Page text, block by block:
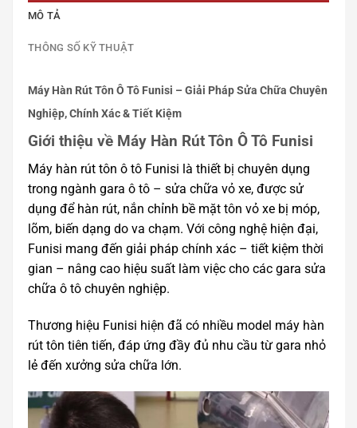
MÔ TẢ
THÔNG SỐ KỸ THUẬT
Máy Hàn Rút Tôn Ô Tô Funisi – Giải Pháp Sửa Chữa Chuyên
Nghiệp, Chính Xác & Tiết Kiệm
Giới thiệu về Máy Hàn Rút Tôn Ô Tô Funisi
Máy hàn rút tôn ô tô Funisi là thiết bị chuyên dụng
trong ngành gara ô tô – sửa chữa vỏ xe, được sử
dụng để hàn rút, nắn chỉnh bề mặt tôn vỏ xe bị móp,
lõm, biến dạng do va chạm. Với công nghệ hiện đại,
Funisi mang đến giải pháp chính xác – tiết kiệm thời
gian – nâng cao hiệu suất làm việc cho các gara sửa
chữa ô tô chuyên nghiệp.
Thương hiệu Funisi hiện đã có nhiều model máy hàn
rút tôn tiên tiến, đáp ứng đầy đủ nhu cầu từ gara nhỏ
lẻ đến xưởng sửa chữa lớn.